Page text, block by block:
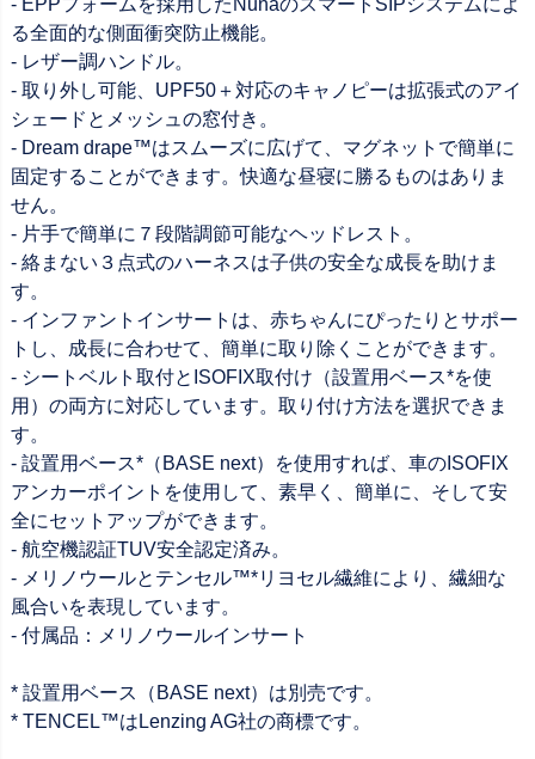
- EPPフォームを採用したNunaのスマートSIPシステムによ
る全面的な側面衝突防止機能。
- レザー調ハンドル。
- 取り外し可能、UPF50＋対応のキャノピーは拡張式のアイ
シェードとメッシュの窓付き。
- Dream drape™はスムーズに広げて、マグネットで簡単に
固定することができます。快適な昼寝に勝るものはありま
せん。
- 片手で簡単に７段階調節可能なヘッドレスト。
- 絡まない３点式のハーネスは子供の安全な成長を助けま
す。
- インファントインサートは、赤ちゃんにぴったりとサポー
トし、成長に合わせて、簡単に取り除くことができます。
- シートベルト取付とISOFIX取付け（設置用ベース*を使
用）の両方に対応しています。取り付け方法を選択できま
す。
- 設置用ベース*（BASE next）を使用すれば、車のISOFIX
アンカーポイントを使用して、素早く、簡単に、そして安
全にセットアップができます。
- 航空機認証TUV安全認定済み。
- メリノウールとテンセル™*リヨセル繊維により、繊細な
風合いを表現しています。
- 付属品：メリノウールインサート
* 設置用ベース（BASE next）は別売です。
* TENCEL™はLenzing AG社の商標です。